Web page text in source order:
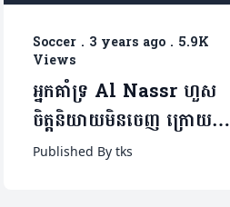
Soccer . 3 years ago . 5.9K
Views
អ្នកគាំទ្រ Al Nassr ហួស
ចិត្តនិយាយមិនចេញ ក្រោយមិត្ត
រួមក្រុម Ronaldo ស៊ុតបាល់
Published By tks